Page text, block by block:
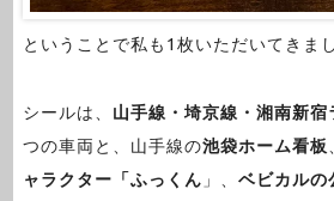
ということで私も1枚いただいてきま
シールは、 山手線・埼京線・湘南新宿
つの車両と、山手線の池袋ホーム看板
ャラクター「ふっくん 」、 ベビカルの